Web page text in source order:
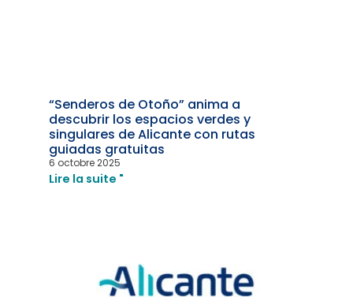
“Senderos de Otoño” anima a
descubrir los espacios verdes y
singulares de Alicante con rutas
guiadas gratuitas
6 octobre 2025
Lire la suite "